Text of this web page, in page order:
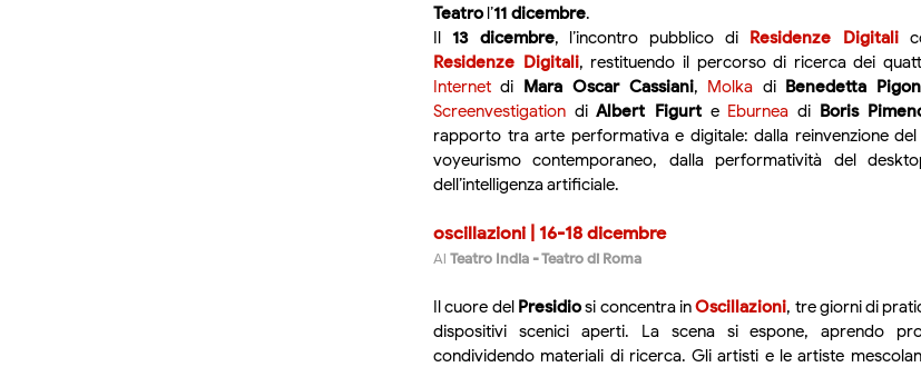
Teatrol’11 dicembre.
Il 13 dicembre, l’incontro pubblico di Residenze Digitali
Residenze Digitali, restituendo il percorso di ricerca dei
Internet di Mara Oscar Cassiani, Molka di Benedetta
Screenvestigation diAlbert Figurt e Eburnea di Boris
rapporto tra arte performativa e digitale: dalla reinvenzione
voyeurismo contemporaneo, dalla performatività del
dell’intelligenza artificiale.
oscillazioni | 16-18 dicembre
Al Teatro India - Teatro di Roma
Il cuore del Presidiosi concentra inOscillazioni, tre giorni di
dispositivi scenici aperti. La scena si espone, aprendo
condividendo materiali di ricerca. Gli artisti e le artiste